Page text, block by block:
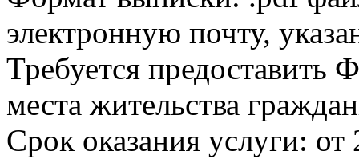
электронную почту,
Требуется
места жительства
Срок оказания услуги: от